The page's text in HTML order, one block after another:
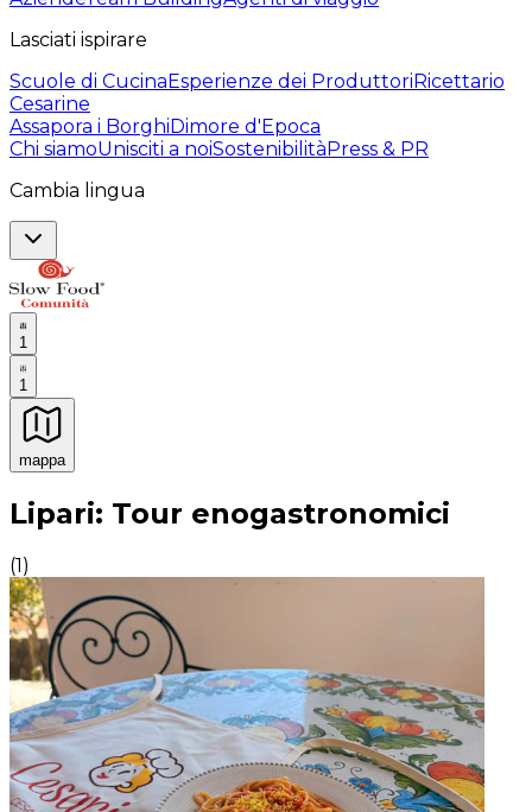
Lasciati ispirare
Scuole di CucinaEsperienze dei ProduttoriRicettario
Cesarine
Assapora i BorghiDimore d'Epoca
Chi siamoUnisciti a noiSostenibilitàPress & PR
Cambia lingua
1
1
mappa
Esperienze culinarie indimenticabili: Esperienze
Lipari: Tour enogastronomici
(1)